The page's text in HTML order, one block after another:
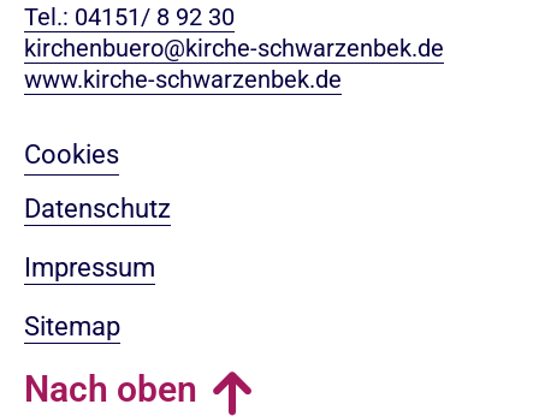
Tel.: 04151/ 8 92 30
kirchenbuero@kirche-schwarzenbek.de
www.kirche-schwarzenbek.de
Cookies
Datenschutz
Impressum
Sitemap
Nach oben